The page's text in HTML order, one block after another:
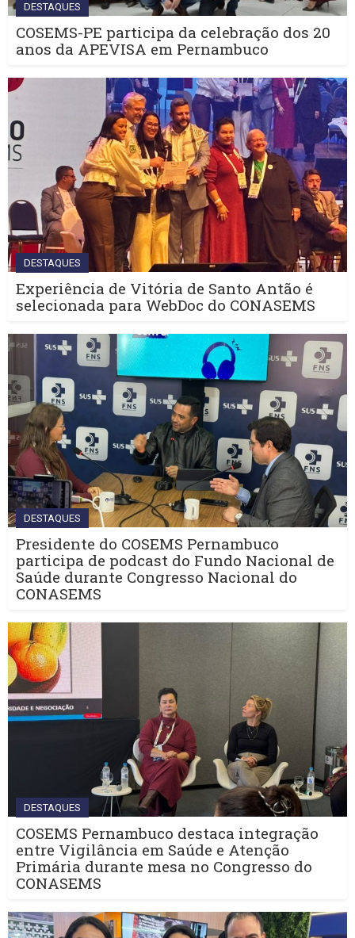
DESTAQUES
COSEMS-PE participa da celebração dos 20
anos da APEVISA em Pernambuco
DESTAQUES
Experiência de Vitória de Santo Antão é
selecionada para WebDoc do CONASEMS
DESTAQUES
Presidente do COSEMS Pernambuco
participa de podcast do Fundo Nacional de
Saúde durante Congresso Nacional do
CONASEMS
DESTAQUES
COSEMS Pernambuco destaca integração
entre Vigilância em Saúde e Atenção
Primária durante mesa no Congresso do
CONASEMS